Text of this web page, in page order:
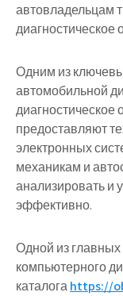
автовладельцам
диагностическое
Одним из
автомобильной
диагностическое
предоставляют
электронных
механикам и
анализировать и
эффективно.
Одной из
компьютерного
каталогаhttps://